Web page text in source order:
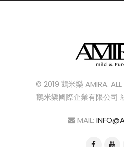
© 2019 鵝米樂 AMIRA. ALL
鵝米樂國際企業有限公司
MAIL: